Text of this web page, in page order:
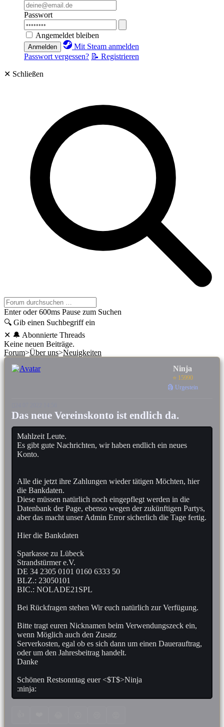
Passwort
Angemeldet bleiben
Anmelden
Mit Steam anmelden
Passwort vergessen? 📝 Registrieren
✕ Schließen
Enter oder 600ms Pause zum Suchen
🔍 Gib einen Suchbegriff ein
✕ 🔔 Abonnierte Threads
Keine neuen Beiträge.
Forum>Über uns>Neuigkeiten
Ninja
⭐ 15990
🗿 Urgestein
Das neue Vereinskonto ist endlich da.
Mahlzeit Leute.
Es gibt gute Nachrichten, wir haben endlich ein neues
Konto.
Alle die jetzt ihre Zahlungen wieder tätigen Möchten, hier
die Bankdaten.
Diese müssen natürlich noch eingepflegt werden in die
Datenbank der Page, ebenso wegen der zukünftigen Partys,
aber das macht unser Admin Error sicherlich die Tage fertig.
Hier die Bankdaten
Sparkasse zu Lübeck
Strandstürmer e.V.
DE 34 2305 0101 0160 6333 50
BLZ.: 23050101
BIC.: NOLADE21SPL
Bei Rückfragen stehen Wir euch natürlich zur Verfügung.
Bitte tragt euren Nicknamen beim Verwendungszeck ein,
wenn Möglich auch den Zusatz
Serverkosten, egal ob es sich dann um einen Dauerauftrag,
oder um den Jahresbeitrag handelt.
Danke
Schönen Restsonntag euer <$T$>Ninja
:ninja: